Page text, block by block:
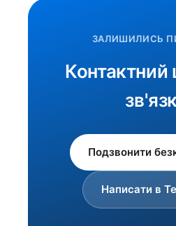
ЗАЛИШИЛИСЬ
Контактний
Подзвонити
Написати в